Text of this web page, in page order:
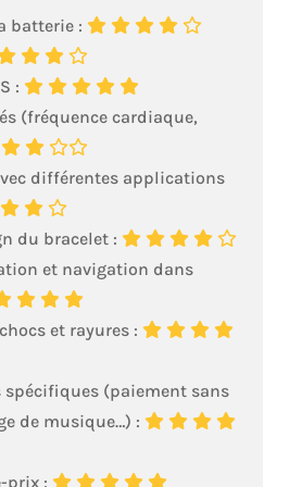
audio cristalline, elle
vous permet de
passer et répondre à
vos appels
directement au
poignet via une
connexion Bluetooth
stable. L’application
Da Fit enregistre vos
contacts favoris et
vous alerte en temps
réel des appels, SMS
et notifications de
vos applications
intelligent simplifie
vos gestes du
batterie :
:
(fréquence cardiaque,
différentes applications
du bracelet :
et navigation dans
et rayures :
(paiement sans
de musique…) :
prix :